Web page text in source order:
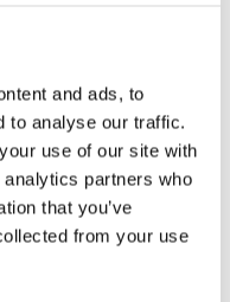
and ads, to
to analyse our traffic.
use of our site with
partners who
that you’ve
from your use
notatbok
kr